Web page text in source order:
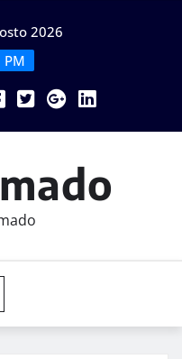
2026
PM